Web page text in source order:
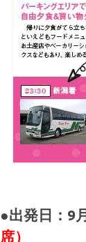
●出発日：9
席）